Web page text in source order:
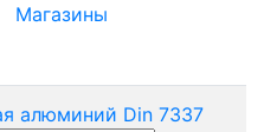
Магазины
алюминий Din 7337